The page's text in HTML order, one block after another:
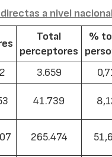
a nivel
Total
perceptores
%
3.659
41.739
265.474